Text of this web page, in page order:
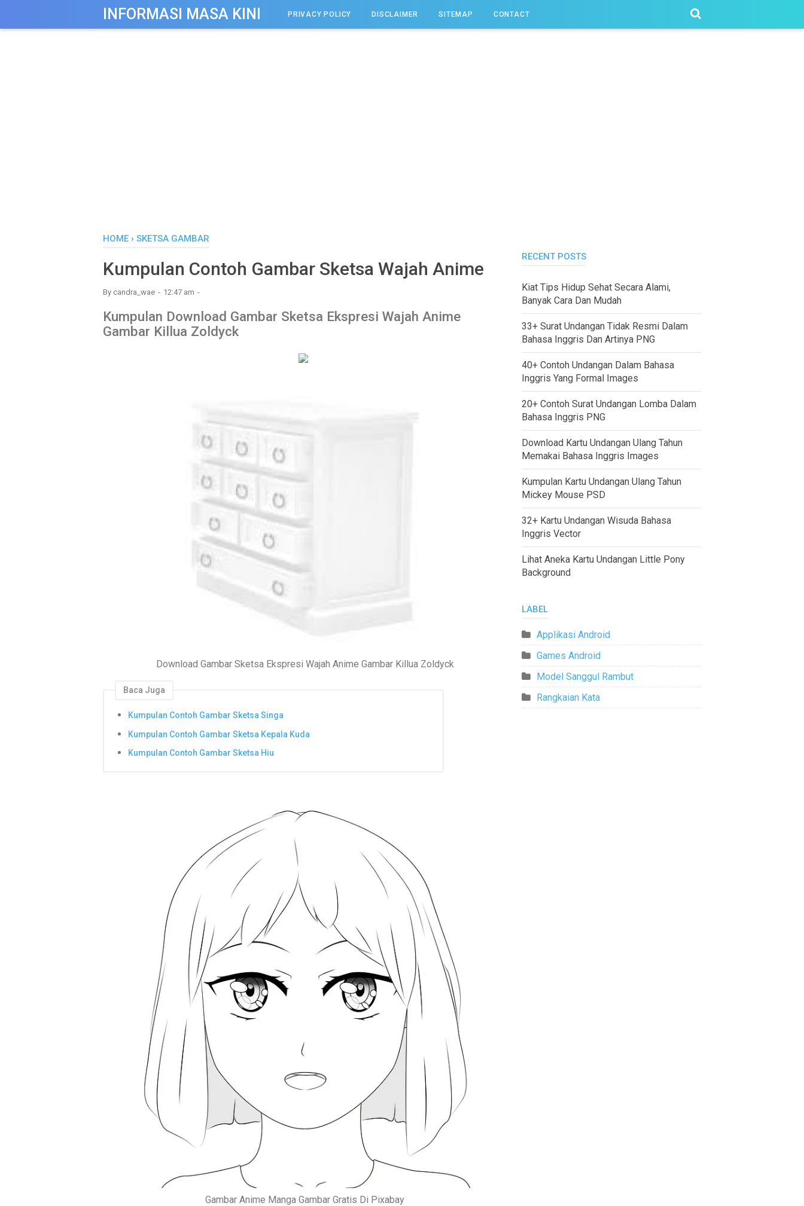
INFORMASI MASA KINI PRIVACY POLICY DISCLAIMER SITEMAP CONTACT
HOME › SKETSA GAMBAR
Kumpulan Contoh Gambar Sketsa Wajah Anime
By candra_wae 12:47 am
Kumpulan Download Gambar Sketsa Ekspresi Wajah Anime
Gambar Killua Zoldyck
Download Gambar Sketsa Ekspresi Wajah Anime Gambar Killua Zoldyck
Baca Juga
Kumpulan Contoh Gambar Sketsa Singa
Kumpulan Contoh Gambar Sketsa Kepala Kuda
Kumpulan Contoh Gambar Sketsa Hiu
Gambar Anime Manga Gambar Gratis Di Pixabay
RECENT POSTS
Kiat Tips Hidup Sehat Secara Alami,
Banyak Cara Dan Mudah
33+ Surat Undangan Tidak Resmi Dalam
Bahasa Inggris Dan Artinya PNG
40+ Contoh Undangan Dalam Bahasa
Inggris Yang Formal Images
20+ Contoh Surat Undangan Lomba Dalam
Bahasa Inggris PNG
Download Kartu Undangan Ulang Tahun
Memakai Bahasa Inggris Images
Kumpulan Kartu Undangan Ulang Tahun
Mickey Mouse PSD
32+ Kartu Undangan Wisuda Bahasa
Inggris Vector
Lihat Aneka Kartu Undangan Little Pony
Background
LABEL
Applikasi Android
Games Android
Model Sanggul Rambut
Rangkaian Kata